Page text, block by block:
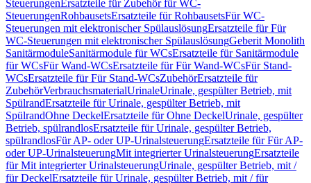
SteuerungenErsatzteile für Zubehör für WC-
SteuerungenRohbausetsErsatzteile für RohbausetsFür WC-
Steuerungen mit elektronischer SpülauslösungErsatzteile für Für
WC-Steuerungen mit elektronischer SpülauslösungGeberit Monolith
SanitärmoduleSanitärmodule für WCsErsatzteile für Sanitärmodule
für WCsFür Wand-WCsErsatzteile für Für Wand-WCsFür Stand-
WCsErsatzteile für Für Stand-WCsZubehörErsatzteile für
ZubehörVerbrauchsmaterialUrinaleUrinale, gespülter Betrieb, mit
SpülrandErsatzteile für Urinale, gespülter Betrieb, mit
SpülrandOhne DeckelErsatzteile für Ohne DeckelUrinale, gespülter
Betrieb, spülrandlosErsatzteile für Urinale, gespülter Betrieb,
spülrandlosFür AP- oder UP-UrinalsteuerungErsatzteile für Für AP-
oder UP-UrinalsteuerungMit integrierter UrinalsteuerungErsatzteile
für Mit integrierter UrinalsteuerungUrinale, gespülter Betrieb, mit /
für DeckelErsatzteile für Urinale, gespülter Betrieb, mit / für